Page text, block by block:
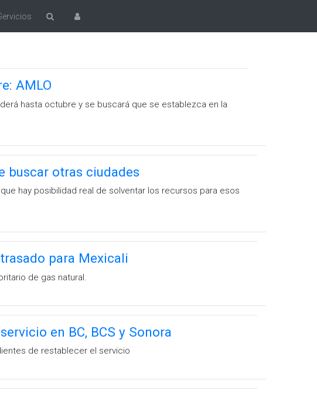
AMLO
hasta octubre y se buscará que se establezca en la
buscar otras ciudades
hay posibilidad real de solventar los recursos para esos
para Mexicali
de gas natural.
en BC, BCS y Sonora
de restablecer el servicio